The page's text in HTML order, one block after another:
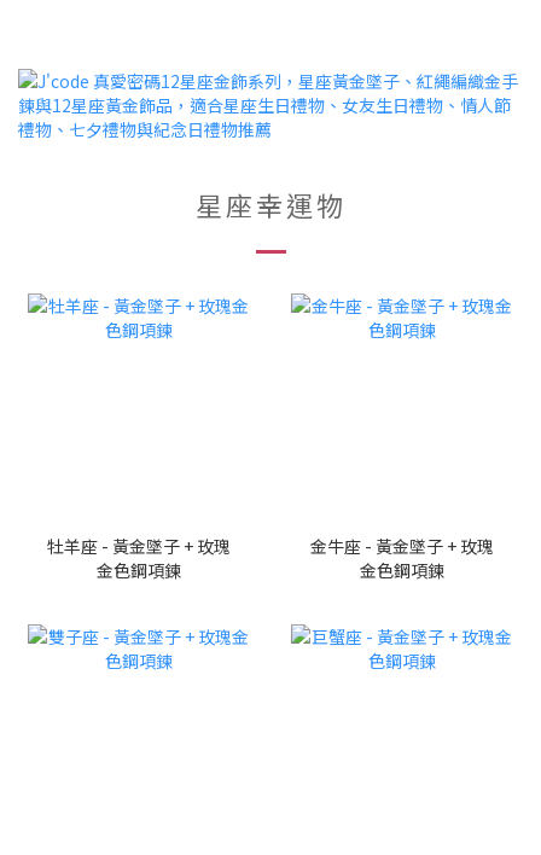
星座幸運物
牡羊座 - 黃金墜子 + 玫瑰
金色鋼項鍊
金牛座 - 黃金墜子 + 玫瑰
金色鋼項鍊